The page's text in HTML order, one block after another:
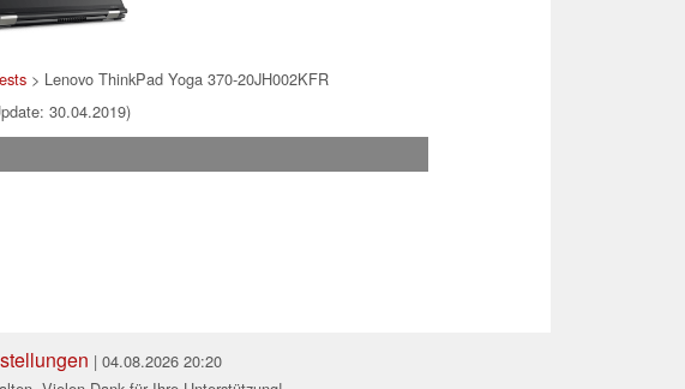
> Lenovo ThinkPad Yoga 370-20JH002KFR
30.04.2019)
| 04.08.2026 20:20